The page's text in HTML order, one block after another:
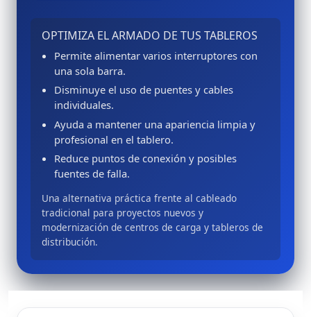
OPTIMIZA EL ARMADO DE TUS TABLEROS
Permite alimentar varios interruptores con
una sola barra.
Disminuye el uso de puentes y cables
individuales.
Ayuda a mantener una apariencia limpia y
profesional en el tablero.
Reduce puntos de conexión y posibles
fuentes de falla.
Una alternativa práctica frente al cableado
tradicional para proyectos nuevos y
modernización de centros de carga y tableros de
distribución.